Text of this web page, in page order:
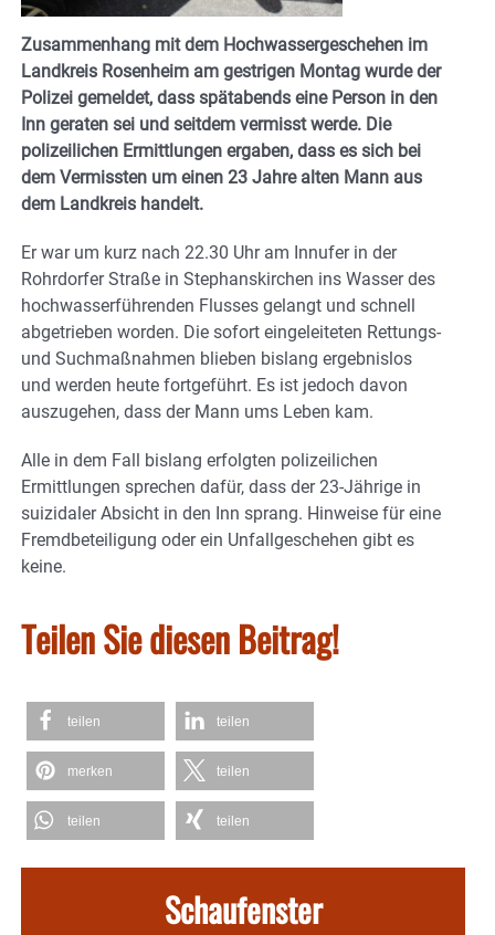
Zusammenhang mit dem Hochwassergeschehen im
Landkreis Rosenheim am gestrigen Montag wurde der
Polizei gemeldet, dass spätabends eine Person in den
Inn geraten sei und seitdem vermisst werde. Die
polizeilichen Ermittlungen ergaben, dass es sich bei
dem Vermissten um einen 23 Jahre alten Mann aus
dem Landkreis handelt.
Er war um kurz nach 22.30 Uhr am Innufer in der
Rohrdorfer Straße in Stephanskirchen ins Wasser des
hochwasserführenden Flusses gelangt und schnell
abgetrieben worden. Die sofort eingeleiteten Rettungs-
und Suchmaßnahmen blieben bislang ergebnislos
und werden heute fortgeführt. Es ist jedoch davon
auszugehen, dass der Mann ums Leben kam.
Alle in dem Fall bislang erfolgten polizeilichen
Ermittlungen sprechen dafür, dass der 23-Jährige in
suizidaler Absicht in den Inn sprang. Hinweise für eine
Fremdbeteiligung oder ein Unfallgeschehen gibt es
keine.
Teilen Sie diesen Beitrag!
teilen teilen
merken teilen
teilen teilen
Schaufenster